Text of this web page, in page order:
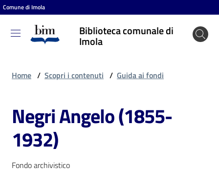
Vai al contenuto
Vai alla navigazione
Vai al footer
Comune di Imola
Biblioteca comunale di
Imola
Biblioteca
comunale
Entra
Cosa
puoi
fare
Home / Scopri i contenuti / Guida ai fondi
Negri Angelo (1855-
1932)
Fondo archivistico